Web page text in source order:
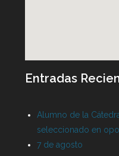
Entradas
Alumno de la
seleccionado en
7 de agosto